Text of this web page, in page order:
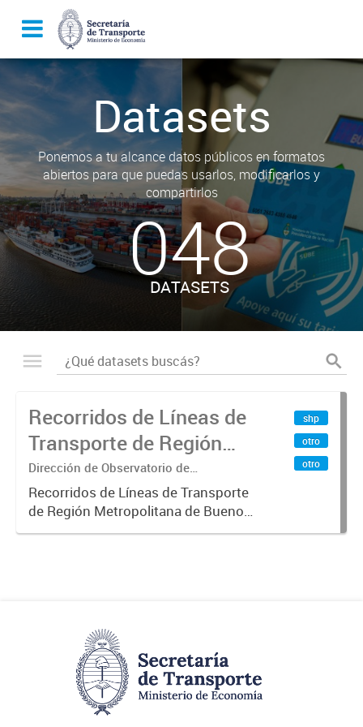
Datasets
Ponemos a tu alcance datos públicos en formatos
abiertos para que puedas usarlos, modificarlos y
compartirlos
048
DATASETS
Recorridos de Líneas de
Transporte de Región
Metropolitana de
Buenos Aires (RMBA)
Dirección de Observatorio de
Transporte, Estudio y Sistemas
Recorridos de Líneas de Transporte
de Región Metropolitana de Buenos
Aires (RMBA).-
shp
otro
otro